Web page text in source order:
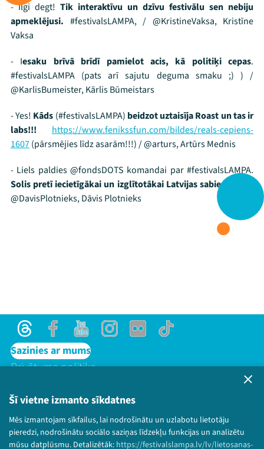
Šī vietne izmanto sīkdatnes
Mēs izmantojam sīkfailus, lai nodrošinātu un uzlabotu lietotāju
pieredzi, nodrošinātu sociālo saziņas līdzekļu funkcijas un analizētu
mūsu datplūsmu. Detalizētāk: https://festivalslampa.lv/lv/lietosanas-
Jaunumi
Veikals
TikTok
- Ilgi degt! Tik interaktīvu un dzīvu festivālu sen nebiju
apmeklējusi. #festivalsLAMPA, / @KristineVaksa, Kristīne
Vaksa
- Iesaku brīvā brīdī pamielot acis, kā politiķi cepas.
#festivalsLAMPA (pats arī sajutu deguma smaku ;) ) /
@KarlisBumeister, Kārlis Būmeistars
- Yes! Kāds (#festivalsLAMPA) beidzot uztaisīja Roast un tas ir
labs!!!
https://www.fenikssfun.com/bildes/reals-cepiens-
1607(pārsmējies līdz asarām!!!) / @arturs, Artūrs Mednis
- Liels paldies @fondsDOTS komandai par #festivalsLAMPA.
Solis pretī iecietīgākai un izglītotākai Latvijas sabiedrībai!
@DavisPlotnieks, Dāvis Plotnieks
ThreadsFacebookYoutubeInstagram
Flick TikTok
Sazinies ar mums
Privātuma politika
Bērnu aizsardzības politika
© 2026 Sarunu festivāls LAMPA Visas tiesības
paturētas.